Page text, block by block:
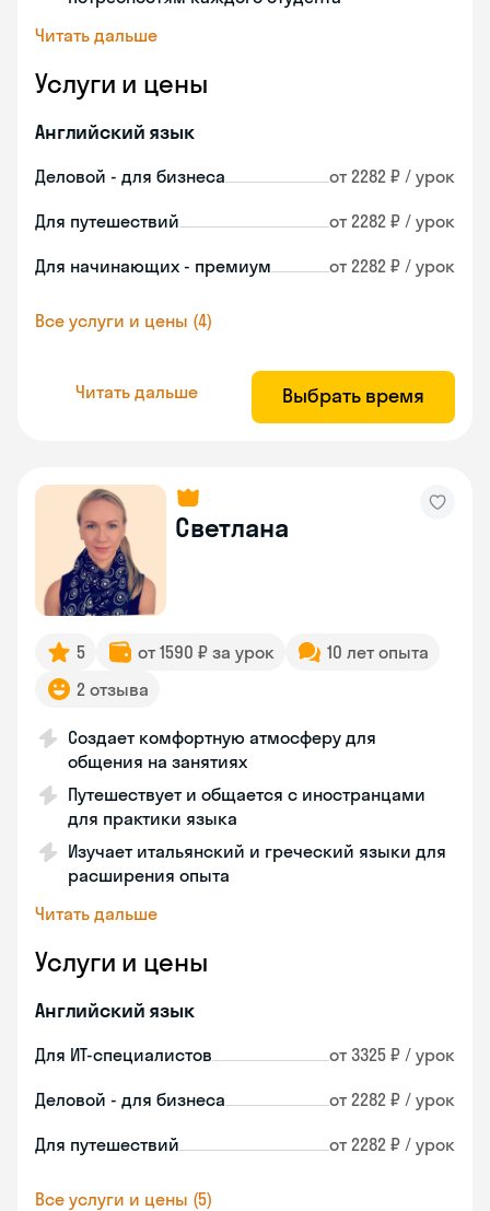
Читать дальше
Услуги и цены
Английский язык
Деловой - для бизнеса от 2282 ₽ / урок
Для путешествий от 2282 ₽ / урок
Для начинающих - премиум от 2282 ₽ / урок
Все услуги и цены (4)
Читать дальше Выбрать время
Светлана
5 от 1590 ₽ за урок
10 лет опыта
2 отзыва
Создает комфортную атмосферу для
общения на занятиях
Путешествует и общается с иностранцами
для практики языка
Изучает итальянский и греческий языки для
расширения опыта
Читать дальше
Услуги и цены
Английский язык
Для ИТ-специалистов от 3325 ₽ / урок
Деловой - для бизнеса от 2282 ₽ / урок
Для путешествий от 2282 ₽ / урок
Все услуги и цены (5)